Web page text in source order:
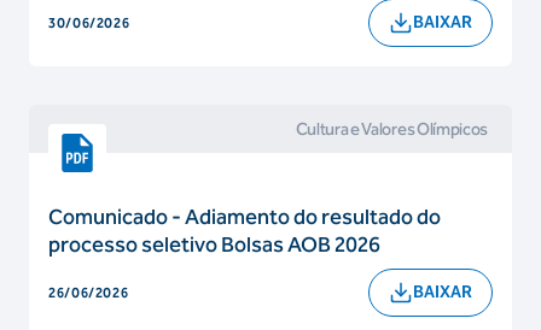
30/06/2026 BAIXAR
Cultura e Valores Olímpicos
Comunicado - Adiamento do resultado do
processo seletivo Bolsas AOB 2026
26/06/2026 BAIXAR